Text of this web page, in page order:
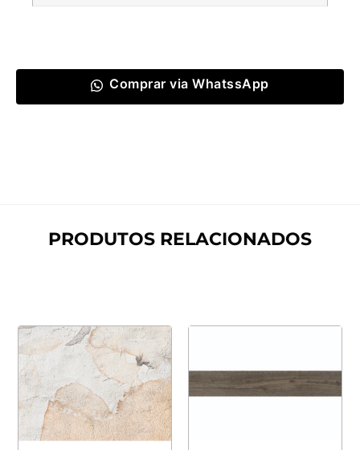
Comprar via WhatssApp
PRODUTOS RELACIONADOS